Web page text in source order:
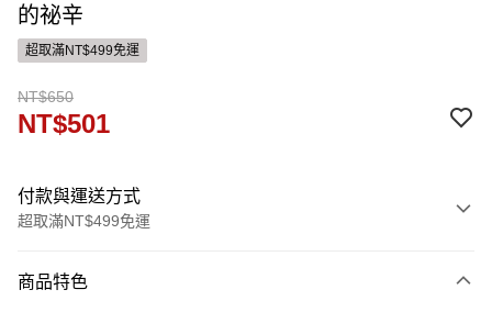
的祕辛
超取滿NT$499免運
NT$650
NT$501
付款與運送方式
超取滿NT$499免運
信用卡一次付款
商品特色